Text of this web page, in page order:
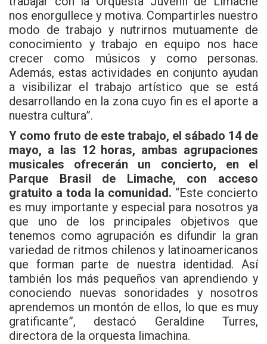
nos enorgullece y motiva. Compartirles nuestro
modo de trabajo y nutrirnos mutuamente de
conocimiento y trabajo en equipo nos hace
crecer como músicos y como personas.
Además, estas actividades en conjunto ayudan
a visibilizar el trabajo artístico que se está
desarrollando en la zona cuyo fin es el aporte a
nuestra cultura”.
Y como fruto de este trabajo, el sábado 14 de
mayo, a las 12 horas, ambas agrupaciones
musicales ofrecerán un concierto, en el
Parque Brasil de Limache, con acceso
gratuito a toda la comunidad. “Este concierto
es muy importante y especial para nosotros ya
que uno de los principales objetivos que
tenemos como agrupación es difundir la gran
variedad de ritmos chilenos y latinoamericanos
que forman parte de nuestra identidad. Así
también los más pequeños van aprendiendo y
conociendo nuevas sonoridades y nosotros
aprendemos un montón de ellos, lo que es muy
gratificante”, destacó Geraldine Turres,
directora de la orquesta limachina.